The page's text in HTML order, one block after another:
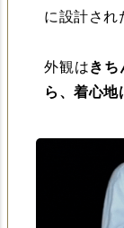
に設計され
外観はきち
ら、着心地